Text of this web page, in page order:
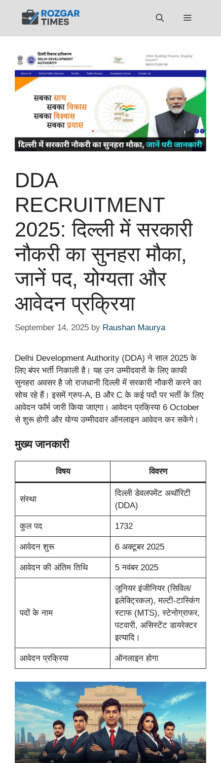
Menu
DDA
RECRUITMENT
2025: दिल्ली में सरकारी
नौकरी का सुनहरा मौका,
जानें पद, योग्यता और
आवेदन प्रक्रिया
September 14, 2025 by Raushan Maurya
Delhi Development Authority (DDA) ने साल 2025 के
लिए बंपर भर्ती निकाली है। यह उन उम्मीदवारों के लिए काफी
सुनहरा अवसर है जो राजधानी दिल्ली में सरकारी नौकरी करने का
सोच रहे हैं। इसमें ग्रुप-A, B और C के कई पदों पर भर्ती के लिए
आवेदन फॉर्म जारी किया जाएगा। आवेदन प्रक्रिया 6 October
से शुरू होगी और योग्य उम्मीदवार ऑनलाइन आवेदन कर सकेंगे।
मुख्य जानकारी
विषय विवरण
संस्था
दिल्ली डेवलपमेंट अथॉरिटी
(DDA)
कुल पद 1732
आवेदन शुरू 6 अक्टूबर 2025
आवेदन की अंतिम तिथि 5 नवंबर 2025
पदों के नाम
जूनियर इंजीनियर (सिविल/
इलेक्ट्रिकल), मल्टी-टास्किंग
स्टाफ (MTS), स्टेनोग्राफर,
पटवारी, असिस्टेंट डायरेक्टर
इत्यादि।
आवेदन प्रक्रिया ऑनलाइन होगा